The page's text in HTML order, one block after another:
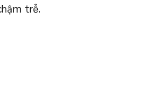
trễ.